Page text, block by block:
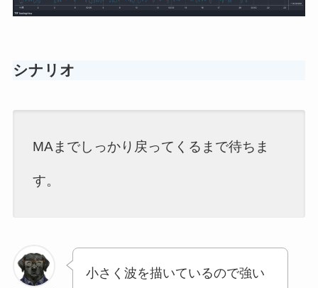
シナリオ
MAまでしっかり戻ってくるまで待ちま
す。
小さく波を描いているので強い